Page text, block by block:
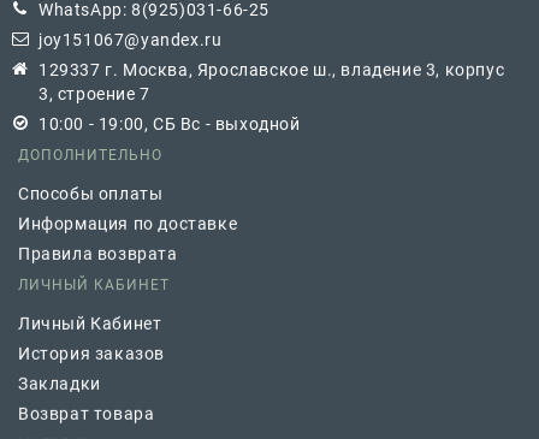
WhatsApp: 8(925)031-66-25
joy151067@yandex.ru
129337 г. Москва, Ярославское ш., владение 3, корпус
3, строение 7
10:00 - 19:00, СБ Вс - выходной
ДОПОЛНИТЕЛЬНО
Способы оплаты
Информация по доставке
Правила возврата
ЛИЧНЫЙ КАБИНЕТ
Личный Кабинет
История заказов
Закладки
Возврат товара